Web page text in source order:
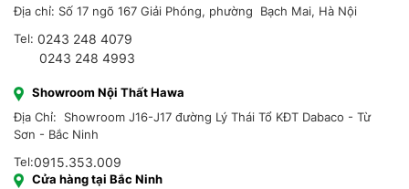
Địa chỉ: Số 17 ngõ 167 Giải Phóng, phường Bạch Mai, Hà Nội
Tel: 0243 248 4079
0243 248 4993
Showroom Nội Thất Hawa
Địa Chỉ: Showroom J16-J17 đường Lý Thái Tổ KĐT Dabaco - Từ
Sơn - Bắc Ninh
Tel:0915.353.009
Cửa hàng tại Bắc Ninh